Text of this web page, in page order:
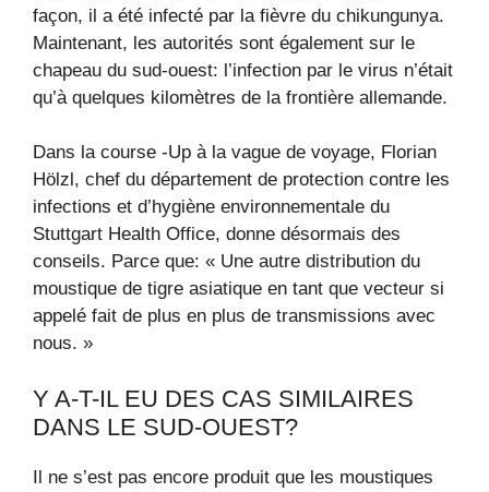
façon, il a été infecté par la fièvre du chikungunya.
Maintenant, les autorités sont également sur le
chapeau du sud-ouest: l’infection par le virus n’était
qu’à quelques kilomètres de la frontière allemande.
Dans la course -Up à la vague de voyage, Florian
Hölzl, chef du département de protection contre les
infections et d’hygiène environnementale du
Stuttgart Health Office, donne désormais des
conseils. Parce que: « Une autre distribution du
moustique de tigre asiatique en tant que vecteur si
appelé fait de plus en plus de transmissions avec
nous. »
Y A-T-IL EU DES CAS SIMILAIRES
DANS LE SUD-OUEST?
Il ne s’est pas encore produit que les moustiques